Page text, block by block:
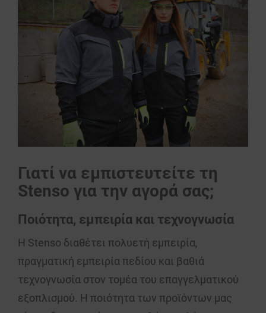
Γιατί να εμπιστευτείτε τη
Stenso για την αγορά σας;
Ποιότητα, εμπειρία και τεχνογνωσία
Η Stenso διαθέτει πολυετή εμπειρία,
πραγματική εμπειρίαπεδίου και βαθιά
τεχνογνωσία στον τομέα του επαγγελματικού
εξοπλισμού. Η ποιότητα των προϊόντων μας